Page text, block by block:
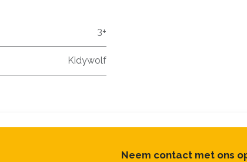
3+
Kidywolf
Neem contact met ons